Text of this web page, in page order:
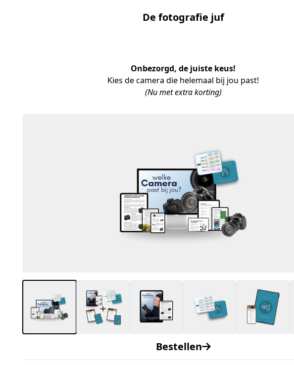
De fotografie juf
Onbezorgd, de juiste keus!
Kies de camera die helemaal bij jou past!
(Nu met extra korting)
Bestellen